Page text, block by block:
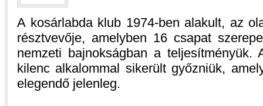
A kosárlabda klub 1974-ben alakult, az
résztvevője, amelyben 16 csapat
nemzeti bajnokságban a teljesítményük.
kilenc alkalommal sikerült győzniük,
elegendő jelenleg.